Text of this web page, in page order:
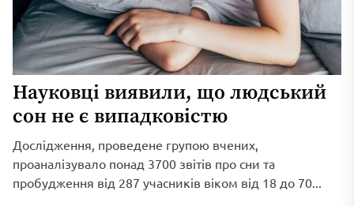
Науковці виявили, що людський
сон не є випадковістю
Дослідження, проведене групою вчених,
проаналізувало понад 3700 звітів про сни та
пробудження від 287 учасників віком від 18 до 70...